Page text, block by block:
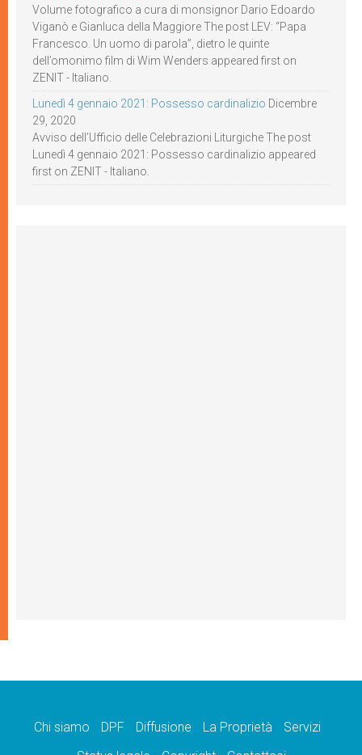
Volume fotografico a cura di monsignor Dario Edoardo
Viganò e Gianluca della Maggiore The post LEV: “Papa
Francesco. Un uomo di parola”, dietro le quinte
dell’omonimo film di Wim Wenders appeared first on
ZENIT - Italiano.
Lunedì 4 gennaio 2021: Possesso cardinalizio Dicembre
29, 2020
Avviso dell’Ufficio delle Celebrazioni Liturgiche The post
Lunedì 4 gennaio 2021: Possesso cardinalizio appeared
first on ZENIT - Italiano.
Chi siamo DPF Diffusione La Proprietà
Servizi